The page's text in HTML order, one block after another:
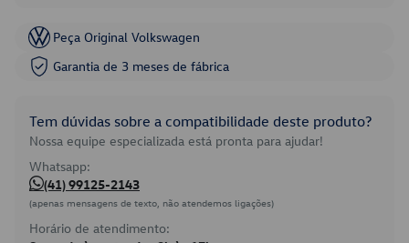
Peça Original Volkswagen
Garantia de 3 meses de fábrica
Tem dúvidas sobre a compatibilidade deste produto?
Nossa equipe especializada está pronta para ajudar!
Whatsapp:
(41) 99125-2143
(apenas mensagens de texto, não atendemos ligações)
Horário de atendimento: